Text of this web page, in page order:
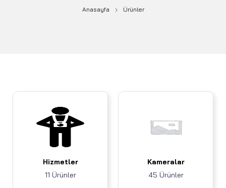
Anasayfa Ürünler
Hizmetler
11 Ürünler
Kameralar
45 Ürünler